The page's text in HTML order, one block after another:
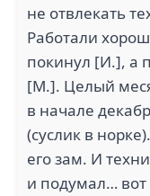
не отвлекать
Работали
покинул [И.], а
[М.]. Целый
в начале
(суслик в
его зам. И
и подумал… вот